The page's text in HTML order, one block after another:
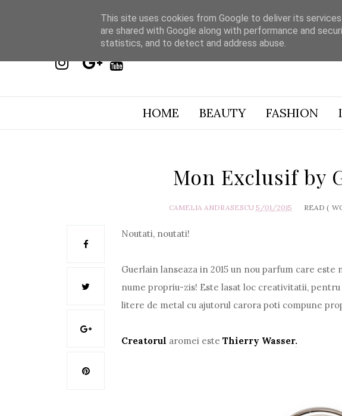
HOME BEAUTY FASHION
Mon Exclusif by
CAMELIA ANDRASESCU 5/01/2015 READ (
Noutati, noutati!
Guerlain lanseaza in 2015 un nou parfum care este
nume propriu-zis! Este lasat loc creativitatii,
litere de metal cu ajutorul carora poti compune
Creatorul aromei esteThierry Wasser.
This site uses cookies from Google to deliver its
are shared with Google along with performance and
statistics, and to detect and address abuse.